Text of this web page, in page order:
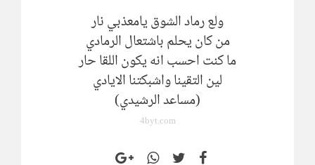
ولع رماد الشوق يامعذبي نار
من كان يحلم باشتعال الرمادي
ما كنت احسب انه يكون اللقا حار
لين التقينا واشبكتنا الايادي
(مساعد الرشيدي)
4byt.com